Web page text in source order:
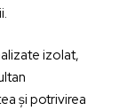
izolat,
și potrivirea